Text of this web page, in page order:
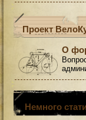
Проект
О
Немного